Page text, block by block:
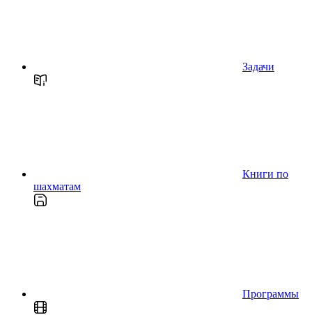
Задачи
Книги по
шахматам
Программы